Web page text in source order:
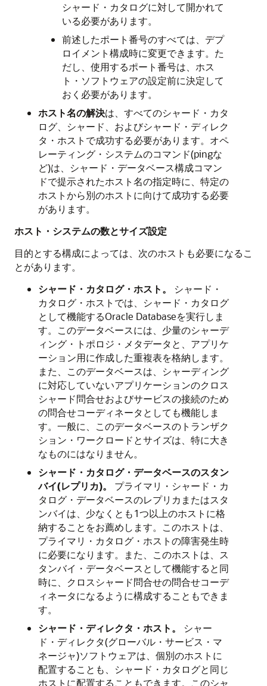
シャード・カタログに対して開かれて
いる必要があります。
前述したポート番号のすべては、デプ
ロイメント構成時に変更できます。た
だし、使用するポート番号は、ホス
ト・ソフトウェアの設定前に決定して
おく必要があります。
ホスト名の解決は、すべてのシャード・カタ
ログ、シャード、およびシャード・ディレク
タ・ホストで成功する必要があります。オペ
レーティング・システムのコマンド(pingな
ど)は、シャード・データベース構成コマン
ドで提示されたホスト名の指定時に、特定の
ホストから別のホストに向けて成功する必要
があります。
ホスト・システムの数とサイズ設定
目的とする構成によっては、次のホストも必要になるこ
とがあります。
シャード・カタログ・ホスト。
シャード・
カタログ・ホストでは、シャード・カタログ
として機能するOracle Databaseを実行しま
す。このデータベースには、少量のシャーデ
ィング・トポロジ・メタデータと、アプリケ
ーション用に作成した重複表を格納します。
また、このデータベースは、シャーディング
に対応していないアプリケーションのクロス
シャード問合せおよびサービスの接続のため
の問合せコーディネータとしても機能しま
す。一般に、このデータベースのトランザク
ション・ワークロードとサイズは、特に大き
なものにはなりません。
シャード・カタログ・データベースのスタン
バイ(レプリカ)。
プライマリ・シャード・カ
タログ・データベースのレプリカまたはスタ
ンバイは、少なくとも1つ以上のホストに格
納することをお薦めします。このホストは、
プライマリ・カタログ・ホストの障害発生時
に必要になります。また、このホストは、ス
タンバイ・データベースとして機能すると同
時に、クロスシャード問合せの問合せコーデ
ィネータになるように構成することもできま
す。
シャード・ディレクタ・ホスト。
シャー
ド・ディレクタ(グローバル・サービス・マ
ネージャ)ソフトウェアは、個別のホストに
配置することも、シャード・カタログと同じ
ホストに配置することもできます。このシャ